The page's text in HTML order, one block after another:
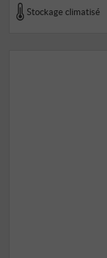
Stockage climatisé